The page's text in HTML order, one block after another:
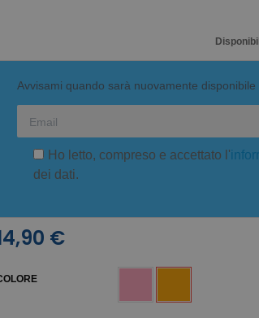
Avvisami quando sarà nuovamente disponibile
Ho letto, compreso e accettato l'
dei dati.
€